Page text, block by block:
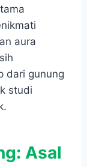
aura
dari gunung
studi
Asal